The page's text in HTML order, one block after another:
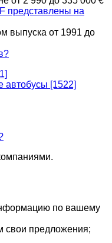
представлены на
выпуска от 1991 до
автобусы [1522]
по вашему
свои предложения;